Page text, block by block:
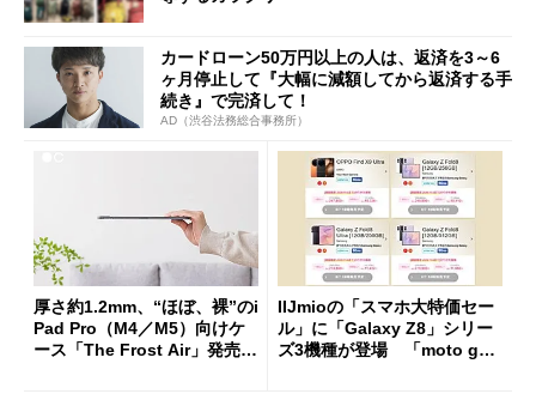
カードローン50万円以上の人は、返済を3～6
ヶ月停止して『大幅に減額してから返済する手
続き』で完済して！
AD（渋谷法務総合事務所）
厚さ約1.2mm、“ほぼ、裸”のi
Pad Pro（M4／M5）向けケ
ース「The Frost Air」発売
IIJmioの「スマホ大特価セー
ル」に「Galaxy Z8」シリー
ズ3機種が登場 「moto g37